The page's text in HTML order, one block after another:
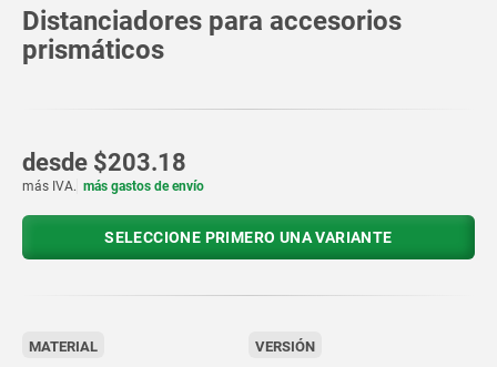
Distanciadores para accesorios
prismáticos
desde $203.18
más IVA. más gastos de envío
SELECCIONE PRIMERO UNA VARIANTE
MATERIAL VERSIÓN